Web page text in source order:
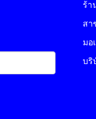
ร้า
สา
มอ
บริ